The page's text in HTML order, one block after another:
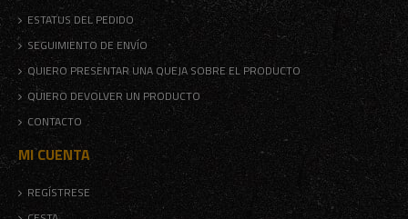
ESTATUS DEL PEDIDO
SEGUIMIENTO DE ENVÍO
QUIERO PRESENTAR UNA QUEJA SOBRE EL PRODUCTO
QUIERO DEVOLVER UN PRODUCTO
CONTACTO
MI CUENTA
REGÍSTRESE